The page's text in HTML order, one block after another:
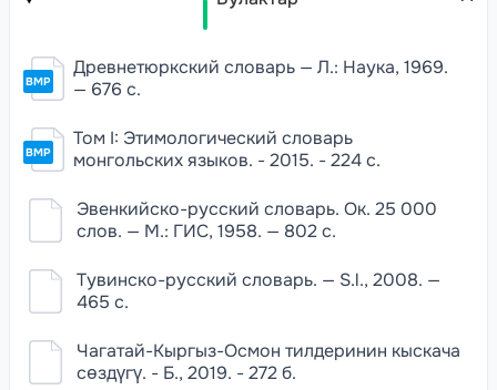
BMP
Древнетюркский словарь — Л.: Наука, 1969.
— 676 с.
BMP
Том I: Этимологический словарь
монгольских языков. - 2015. - 224 с.
Эвенкийско-русский словарь. Ок. 25 000
слов. — М.: ГИС, 1958. — 802 с.
Тувинско-русский словарь. — S.l., 2008. —
465 с.
Чагатай-Кыргыз-Осмон тилдеринин кыскача
сөздүгү. - Б., 2019. - 272 б.